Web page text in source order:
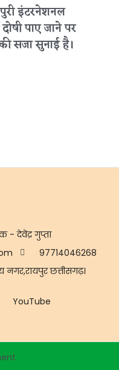
इंटरनेशनल
पाए जाने पर
सजा सुनाई है।
- देवेंद्र गुप्ता
97714046268
छत्तीसगढ़।
YouTube